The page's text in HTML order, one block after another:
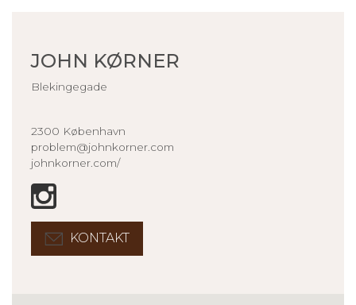
JOHN KØRNER
Blekingegade
2300 København
problem@johnkorner.com
johnkorner.com/
KONTAKT